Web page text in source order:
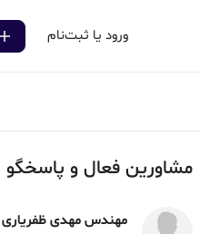
ورود یا ثبت‌نام
مشاورین فعال و پاسخگو
مهندس مهدی ظفریاری